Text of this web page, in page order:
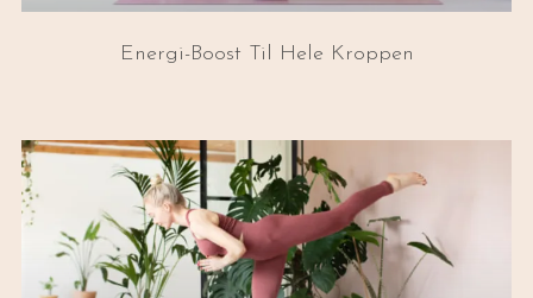
Energi-Boost Til Hele Kroppen